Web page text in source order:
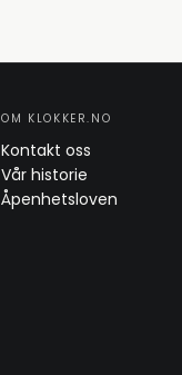
OM KLOKKER.NO
Kontakt oss
Vår historie
Åpenhetsloven